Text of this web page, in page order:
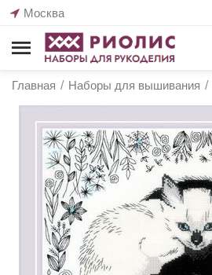
Москва
Главная / Наборы для вышивания /